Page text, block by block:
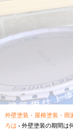
外壁塗装・屋根塗装・雨
ろは › 外壁塗装の期間は